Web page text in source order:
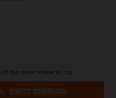
of this press release as .zip:
DIRECT DOWNLOAD